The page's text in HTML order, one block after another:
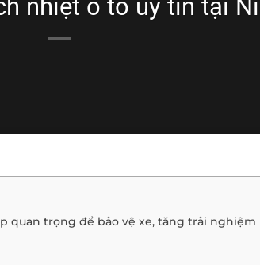
nhiệt ô tô uy tín tại
trọng để bảo vệ xe, tăng trải nghiệm